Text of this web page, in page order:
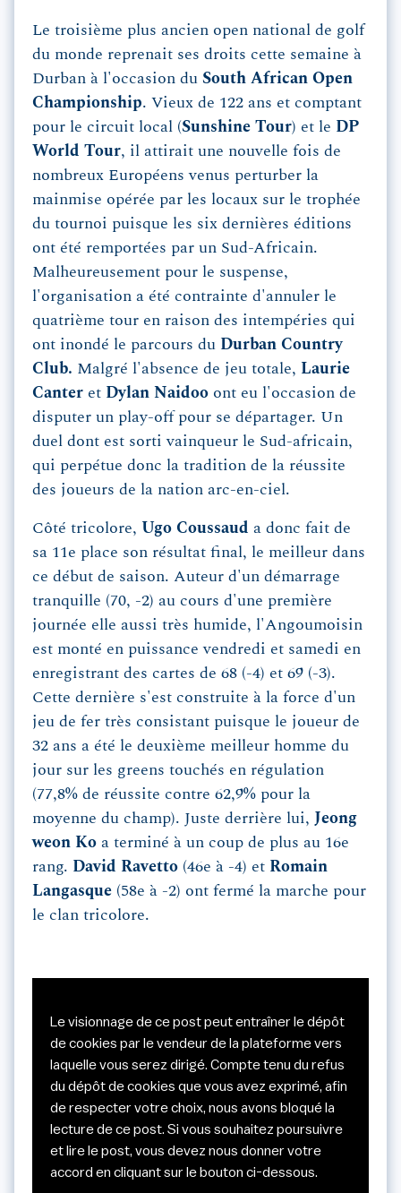
Le troisième plus ancien open national de golf
du monde reprenait ses droits cette semaine à
Durban à l'occasion du South African Open
Championship. Vieux de 122 ans et comptant
pour le circuit local (Sunshine Tour) et le DP
World Tour, il attirait une nouvelle fois de
nombreux Européens venus perturber la
mainmise opérée par les locaux sur le trophée
du tournoi puisque les six dernières éditions
ont été remportées par un Sud-Africain.
Malheureusement pour le suspense,
l'organisation a été contrainte d'annuler le
quatrième tour en raison des intempéries qui
ont inondé le parcours du Durban Country
Club. Malgré l'absence de jeu totale, Laurie
Canter et Dylan Naidoo ont eu l'occasion de
disputer un play-off pour se départager. Un
duel dont est sorti vainqueur le Sud-africain,
qui perpétue donc la tradition de la réussite
des joueurs de la nation arc-en-ciel.
Côté tricolore, Ugo Coussaud a donc fait de
sa 11e place son résultat final, le meilleur dans
ce début de saison. Auteur d'un démarrage
tranquille (70, -2) au cours d'une première
journée elle aussi très humide, l'Angoumoisin
est monté en puissance vendredi et samedi en
enregistrant des cartes de 68 (-4) et 69 (-3).
Cette dernière s'est construite à la force d'un
jeu de fer très consistant puisque le joueur de
32 ans a été le deuxième meilleur homme du
jour sur les greens touchés en régulation
(77,8% de réussite contre 62,9% pour la
moyenne du champ). Juste derrière lui, Jeong
weon Ko a terminé à un coup de plus au 16e
rang. David Ravetto (46e à -4) et Romain
Langasque (58e à -2) ont fermé la marche pour
le clan tricolore.
Le visionnage de ce post peut entraîner le dépôt
de cookies par le vendeur de la plateforme vers
laquelle vous serez dirigé. Compte tenu du refus
du dépôt de cookies que vous avez exprimé, afin
de respecter votre choix, nous avons bloqué la
lecture de ce post. Si vous souhaitez poursuivre
et lire le post, vous devez nous donner votre
accord en cliquant sur le bouton ci-dessous.